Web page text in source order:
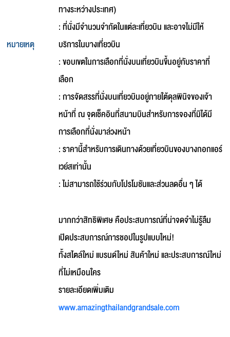
หมายเหตุ
ทางระหว่างประเทศ)
: ที่นั่งมีจำนวนจำกัดในแต่ละเที่ยวบิน และอาจไม่มีให้
บริการในบางเที่ยวบิน
: ขอบเขตในการเลือกที่นั่งบนเที่ยวบินขึ้นอยู่กับราคาที่
เลือก
: การจัดสรรที่นั่งบนเที่ยวบินอยู่ภายใต้ดุลพินิจของเจ้า
หน้าที่ ณ จุดเช็คอินที่สนามบินสำหรับการจองที่มิได้มี
การเลือกที่นั่งมาล่วงหน้า
: ราคานี้สำหรับการเดินทางด้วยเที่ยวบินของบางกอกแอร์
เวย์สเท่านั้น
: ไม่สามารถใช้ร่วมกับโปรโมชันและส่วนลดอื่น ๆ ได้
มากกว่าสิทธิพิเศษ คือประสบการณ์ที่น่าจดจำไม่รู้ลืม
เปิดประสบการณ์การชอปในรูปแบบใหม่!
ทั้งสไตล์ใหม่ แบรนด์ใหม่ สินค้าใหม่ และประสบการณ์ใหม่
ที่ไม่เหมือนใคร
รายละเอียดเพิ่มเติม
www.amazingthailandgrandsale.com